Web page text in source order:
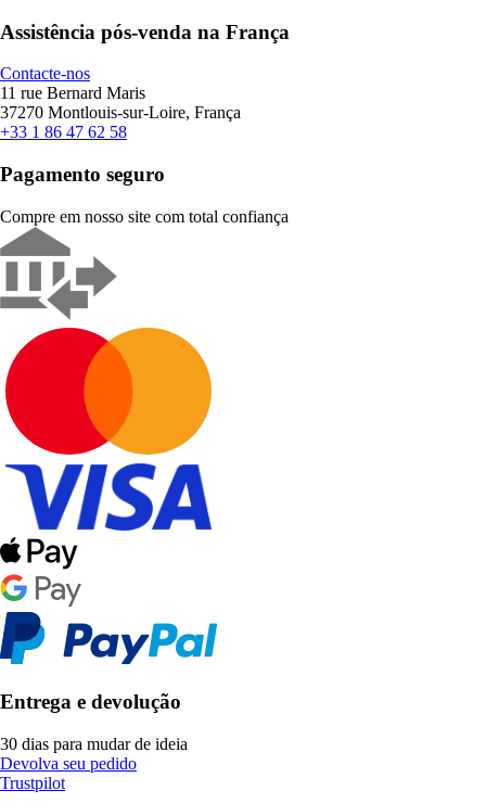
Assistência pós-venda na França
Contacte-nos
11 rue Bernard Maris
37270 Montlouis-sur-Loire, França
+33 1 86 47 62 58
Pagamento seguro
Compre em nosso site com total confiança
Entrega e devolução
30 dias para mudar de ideia
Devolva seu pedido
Trustpilot